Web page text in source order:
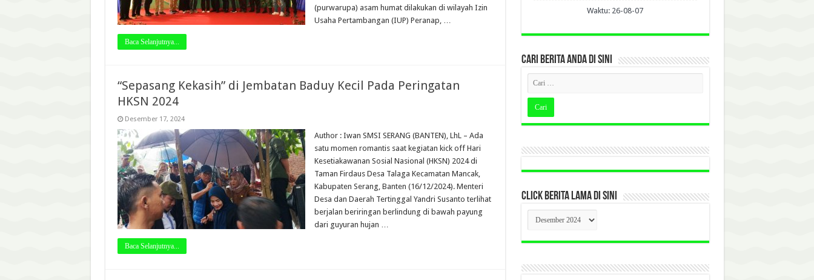
(purwarupa) asam humat dilakukan di wilayah Izin
Usaha Pertambangan (IUP) Peranap, …
Baca Selanjutnya...
“Sepasang Kekasih” di Jembatan Baduy Kecil Pada Peringatan
HKSN 2024
Desember 17, 2024
Author : Iwan SMSI SERANG (BANTEN), LhL – Ada
satu momen romantis saat kegiatan kick off Hari
Kesetiakawanan Sosial Nasional (HKSN) 2024 di
Taman Firdaus Desa Talaga Kecamatan Mancak,
Kabupaten Serang, Banten (16/12/2024). Menteri
Desa dan Daerah Tertinggal Yandri Susanto terlihat
berjalan beriringan berlindung di bawah payung
dari guyuran hujan …
Baca Selanjutnya...
Waktu: 26-08-07
CARI BERITA ANDA DI SINI
CLICK BERITA LAMA DI SINI
CLICK
BERITA
LAMA
DI